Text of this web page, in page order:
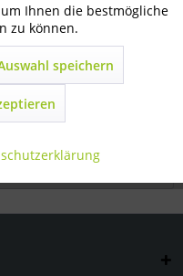
230 Volt Netzgerät
Aktiv
Inaktiv
Inaktiv
Ihnen die bestmögliche
zu können.
speichern